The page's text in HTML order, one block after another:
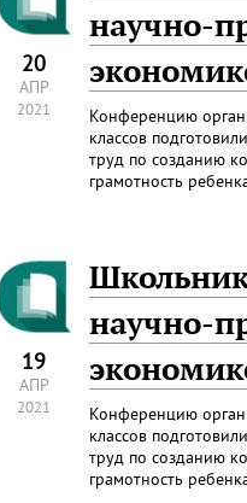
20
АПР
2021
научно-
Конференцию
классов
труд по созданию
грамотность
19
АПР
2021
научно-
Конференцию
классов
труд по созданию
грамотность